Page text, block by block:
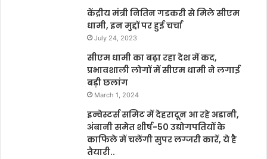
केंद्रीय मंत्री नितिन गडकरी से मिले सीएम
धामी, इन मुद्दों पर हुई चर्चा
July 24, 2023
सीएम धामी का बढ़ा रहा देश में कद,
प्रभावशाली लोगों में सीएम धामी ने लगाई
बड़ी छलांग
March 1, 2024
इन्वेस्टर्स समिट में देहरादून आ रहे अडानी,
अंबानी समेत शीर्ष-50 उद्योगपतियों के
काफिले में चलेंगी सुपर लग्जरी कारें, ये है
तैयारी..